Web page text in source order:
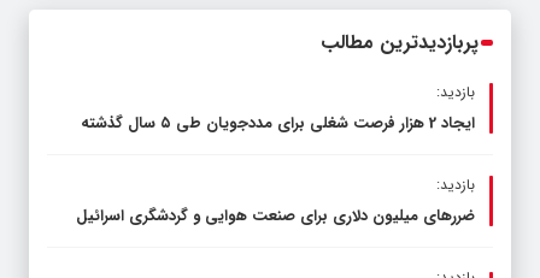
پربازدیدترین مطالب
بازدید:
ایجاد 2 هزار فرصت شغلی برای مددجویان طی ۵ سال گذشته
بازدید:
ضررهای میلیون دلاری برای صنعت هوایی و گردشگری اسرائیل